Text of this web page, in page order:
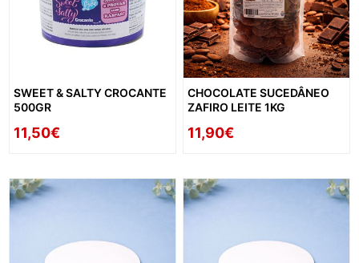
SWEET & SALTY CROCANTE
500GR
11,50€
CHOCOLATE SUCEDÂNEO
ZAFIRO LEITE 1KG
11,90€